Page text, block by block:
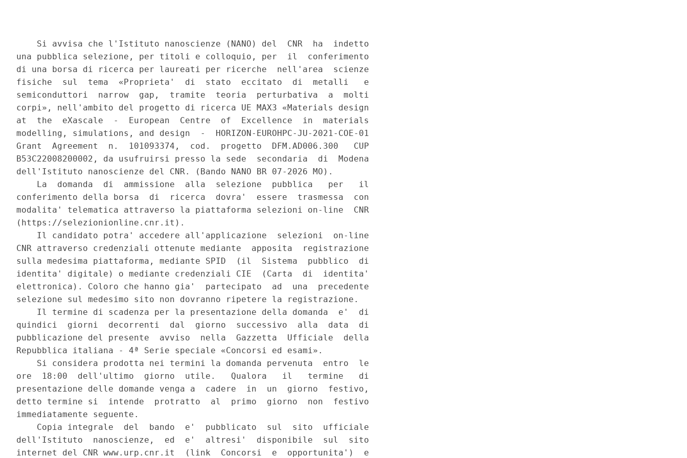
    Si avvisa che l'Istituto nanoscienze (NANO) del  CNR  ha  indetto
una pubblica selezione, per titoli e colloquio, per  il  conferimento
di una borsa di ricerca per laureati per ricerche  nell'area  scienze
fisiche  sul  tema  «Proprieta'  di  stato  eccitato  di  metalli   e
semiconduttori  narrow  gap,  tramite  teoria  perturbativa  a  molti
corpi», nell'ambito del progetto di ricerca UE MAX3 «Materials design
at  the  eXascale  -  European  Centre  of  Excellence  in  materials
modelling, simulations, and design  -  HORIZON-EUROHPC-JU-2021-COE-01
Grant  Agreement  n.  101093374,  cod.  progetto  DFM.AD006.300   CUP
B53C22008200002, da usufruirsi presso la sede  secondaria  di  Modena
dell'Istituto nanoscienze del CNR. (Bando NANO BR 07-2026 MO).
    La  domanda  di  ammissione  alla  selezione  pubblica   per   il
conferimento della borsa  di  ricerca  dovra'  essere  trasmessa  con
modalita' telematica attraverso la piattaforma selezioni on-line  CNR
(https://selezionionline.cnr.it).
    Il candidato potra' accedere all'applicazione  selezioni  on-line
CNR attraverso credenziali ottenute mediante  apposita  registrazione
sulla medesima piattaforma, mediante SPID  (il  Sistema  pubblico  di
identita' digitale) o mediante credenziali CIE  (Carta  di  identita'
elettronica). Coloro che hanno gia'  partecipato  ad  una  precedente
selezione sul medesimo sito non dovranno ripetere la registrazione.
    Il termine di scadenza per la presentazione della domanda  e'  di
quindici  giorni  decorrenti  dal  giorno  successivo  alla  data  di
pubblicazione del presente  avviso  nella  Gazzetta  Ufficiale  della
Repubblica italiana - 4ª Serie speciale «Concorsi ed esami».
    Si considera prodotta nei termini la domanda pervenuta  entro  le
ore  18:00  dell'ultimo  giorno  utile.   Qualora   il   termine   di
presentazione delle domande venga a  cadere  in  un  giorno  festivo,
detto termine si  intende  protratto  al  primo  giorno  non  festivo
immediatamente seguente.
    Copia integrale  del  bando  e'  pubblicato  sul  sito  ufficiale
dell'Istituto  nanoscienze,  ed  e'  altresi'  disponibile  sul  sito
internet del CNR www.urp.cnr.it  (link  Concorsi  e  opportunita')  e